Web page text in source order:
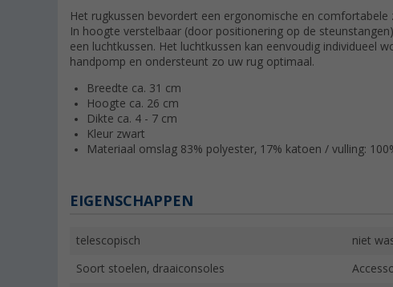
Het rugkussen bevordert een ergonomische en comfortabele
In hoogte verstelbaar (door positionering op de
een luchtkussen. Het luchtkussen kan eenvoudig individueel
handpomp en ondersteunt zo uw rug optimaal.
Breedte ca. 31 cm
Hoogte ca. 26 cm
Dikte ca. 4 - 7 cm
Kleur zwart
Materiaal omslag 83% polyester, 17% katoen / vulling:
EIGENSCHAPPEN
telescopisch niet
Soort stoelen, draaiconsoles